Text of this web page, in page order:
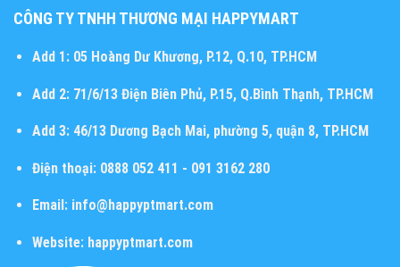
CÔNG TY TNHH THƯƠNG MẠI HAPPYMART
Add 1:05 Hoàng Dư Khương, P.12, Q.10, TP.HCM
Add 2:71/6/13 Điện Biên Phủ, P.15, Q.Bình Thạnh, TP.HCM
Add 3:46/13 Dương Bạch Mai, phường 5, quận 8, TP.HCM
Điện thoại:0888 052 411 - 091 3162 280
Email:info@happyptmart.com
Website: happyptmart.com